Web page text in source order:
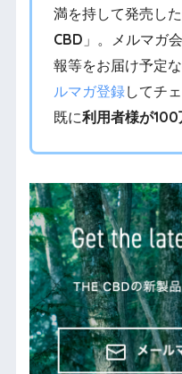
満を持して発売し
CBD 」。メルマガ
報等をお届け予定
ルマガ登録してチ
既に利用者様が100